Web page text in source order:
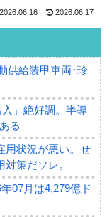
2026.06.16 2026.06.17
供給装甲車両･珍
」絶好調。半導
る
用状況が悪い。せ
策だソレ。
07月は4,279億ド